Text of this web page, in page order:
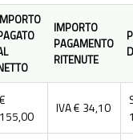
IMPORTO
PAGAMENTO
RITENUTE
€
155,00
IVA € 34,10